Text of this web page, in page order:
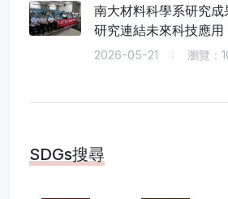
南大材料科學系研究
研究連結未來科技應用
2026-05-21 瀏覽：
SDGs搜尋